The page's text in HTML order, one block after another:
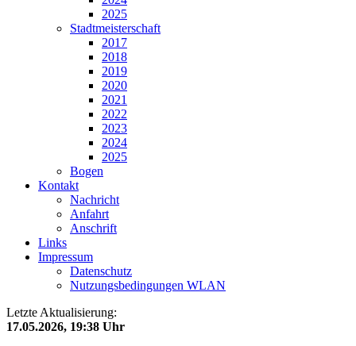
2025
Stadtmeisterschaft
2017
2018
2019
2020
2021
2022
2023
2024
2025
Bogen
Kontakt
Nachricht
Anfahrt
Anschrift
Links
Impressum
Datenschutz
Nutzungsbedingungen WLAN
Letzte Aktualisierung:
17.05.2026, 19:38 Uhr